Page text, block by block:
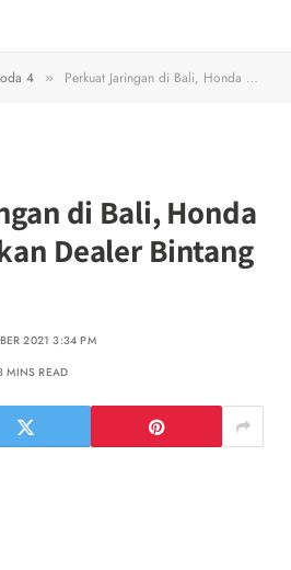
4 » Perkuat Jaringan di Bali, Honda Resmi Hadirkan Dealer Bintang Tabanan
di Bali, Honda
Dealer Bintang
2021 3:34 PM
MINS READ